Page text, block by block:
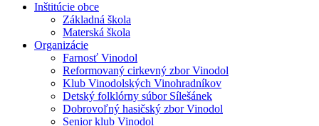
Inštitúcie obce
Základná škola
Materská škola
Organizácie
Farnosť Vinodol
Reformovaný cirkevný zbor Vinodol
Klub Vinodolských Vinohradníkov
Detský folklórny súbor Sílešánek
Dobrovoľný hasičský zbor Vinodol
Senior klub Vinodol